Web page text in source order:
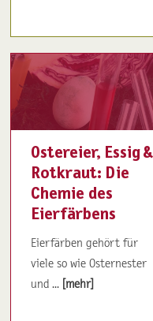
Ostereier, Essig &
Rotkraut: Die
Chemie des
Eierfärbens
Eierfärben gehört für
viele so wie Osternester
und ... [mehr]